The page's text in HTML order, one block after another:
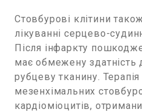
Стовбурові клітини
лікуванні серцево-
Після інфаркту
має обмежену здатність
рубцеву тканину.
мезенхімальних
кардіоміоцитів,